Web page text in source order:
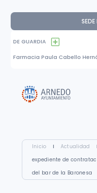
DE GUARDIA
Farmacia Paula Cabello
Inicio I Actualidad I
expediente de
del bar de la Baronesa